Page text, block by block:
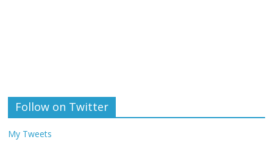
Follow on Twitter
My Tweets